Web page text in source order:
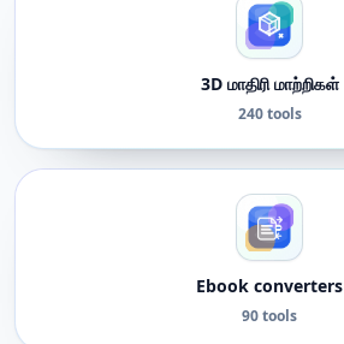
3D மாதிரி மாற்றிகள்
240 tools
Ebook converters
90 tools